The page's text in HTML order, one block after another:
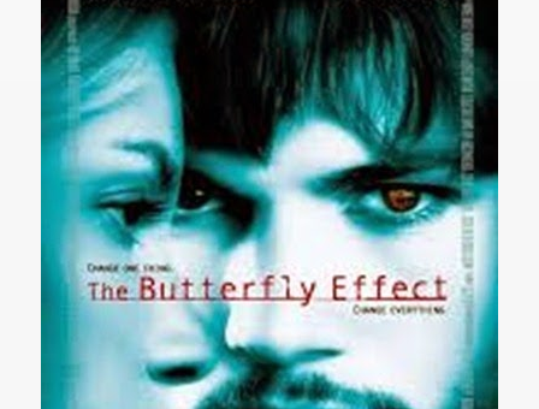
di quella che dovrebbe essere la quadrilogia di Carlos
lingue, le sue opere hanno conquistato milioni di
di vendite, Il cacciatore di aquiloni.
di Jeffery Deaver dedicato al criminologo tetraplegico
atipico, un viaggio interiore di Isabel Allende
di maggior successo al mondo.
psicopatico assoldato dal potere per poter incastrare
risiede quasi esclusivamente nella sua enorme